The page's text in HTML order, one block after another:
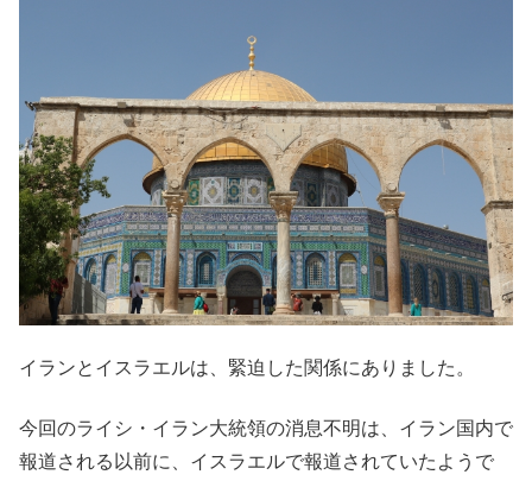
イランとイスラエルは、緊迫した関係にありました。
今回のライシ・イラン大統領の消息不明は、イラン国内で
報道される以前に、イスラエルで報道されていたようで